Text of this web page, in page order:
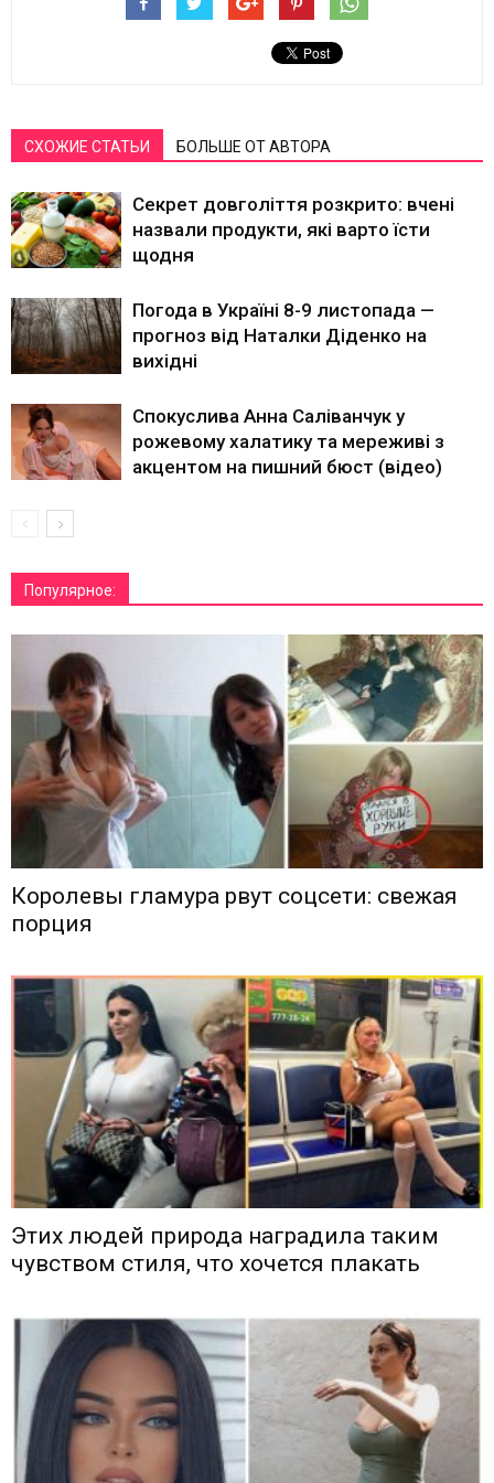
СХОЖИЕ СТАТЬИ БОЛЬШЕ ОТ АВТОРА
Секрет довголіття розкрито: вчені
назвали продукти, які варто їсти
щодня
Погода в Україні 8-9 листопада —
прогноз від Наталки Діденко на
вихідні
Спокуслива Анна Саліванчук у
рожевому халатику та мереживі з
акцентом на пишний бюст (відео)
Популярное:
Королевы гламура рвут соцсети: свежая
порция
Этих людей природа наградила таким
чувством стиля, что хочется плакать